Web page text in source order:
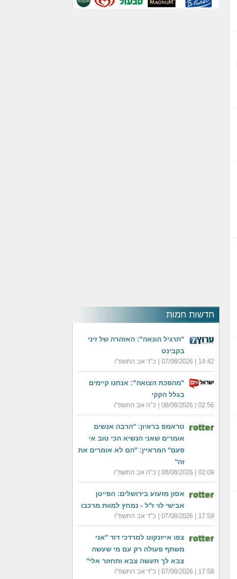
חדשות חמות
"תרגיל הונאה": האזהרה של זיני
בקבינט
14:42 | 07/08/2026 | כ"ד אב התשפ"ו
"מהפכת הצואה": אנחנו קיימים
בגלל הקקי
02:56 | 08/08/2026 | כ"ה אב התשפ"ו
טראמפ בראיון: ''הרבה אנשים
אומרים שאני הנשיא הכי טוב אי
פעם'' המראיין: ''הם לא אומרים את
זה''
02:09 | 08/08/2026 | כ"ה אב התשפ"ו
אסון מזעזע בירושלים: הפייטן
אבישי לוי ז''ל - נמחץ למוות מרכבו
17:59 | 07/08/2026 | כ"ד אב התשפ"ו
צפו אייזנקוט למרדכי דוד ''אני
משתף פעולה רק עם מי שעשה
צבא לך תעשה צבא ותחזור אלי''
17:58 | 07/08/2026 | כ"ד אב התשפ"ו